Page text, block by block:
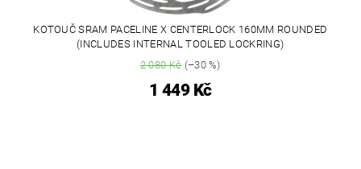
KOTOUČ SRAM PACELINE X CENTERLOCK 160MM ROUNDED
(INCLUDES INTERNAL TOOLED LOCKRING)
2 080 Kč(–30 %)
1 449 Kč